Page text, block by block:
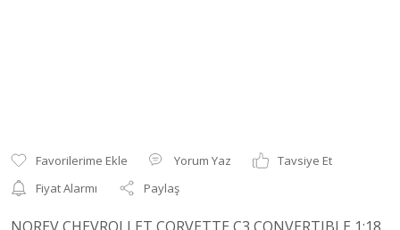
Yorum Yaz
Tavsiye Et
Fiyat Alarmı
Paylaş